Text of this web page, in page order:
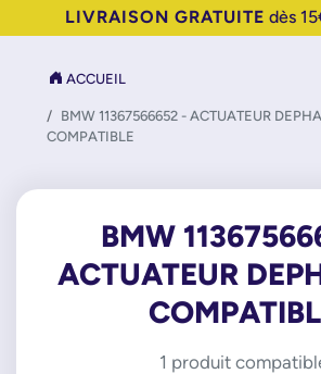
LIVRAISON GRATUITE dès
ACCUEIL
BMW 11367566652 - ACTUATEUR
COMPATIBLE
BMW
ACTUATEUR
1 produit